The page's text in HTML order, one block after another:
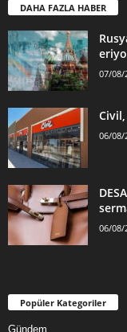
DAHA FAZLA HABER
07/08/
06/08/
06/08/
Popüler Kategoriler
Gündem